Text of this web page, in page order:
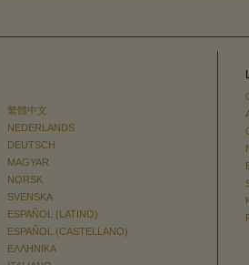
繁體中文
NEDERLANDS
DEUTSCH
MAGYAR
NORSK
SVENSKA
ESPAÑOL (LATINO)
ESPAÑOL (CASTELLANO)
ΕΛΛΗΝΙΚA